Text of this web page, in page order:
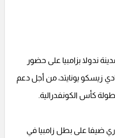
ندولا بزامبيا على حضور
زيسكو يونايتد، من أجل دعم
كأس الكونفدرالية.
ضيفا على بطل زامبيا في